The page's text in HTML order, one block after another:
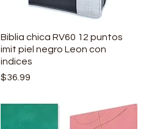
Vista rápida
Biblia chica RV60 12 puntos
imit piel negro Leon con
indices
Precio
$36.99